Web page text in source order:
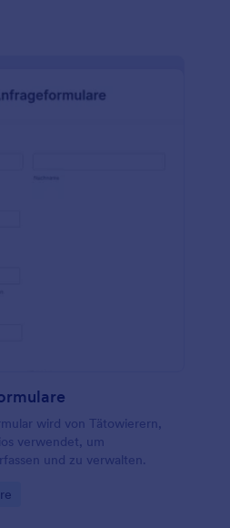
wird von Tätowierern,
verwendet, um
und zu verwalten.